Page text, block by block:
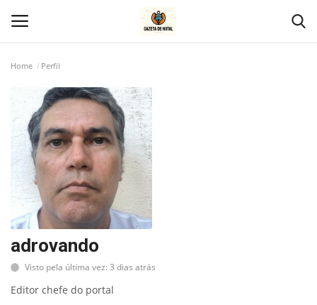
Home
Geral
Politica
Saúde
Entretenimento
Economia
Home Perfil
adrovando
Visto pela última vez: 3 dias atrás
Editor chefe do portal